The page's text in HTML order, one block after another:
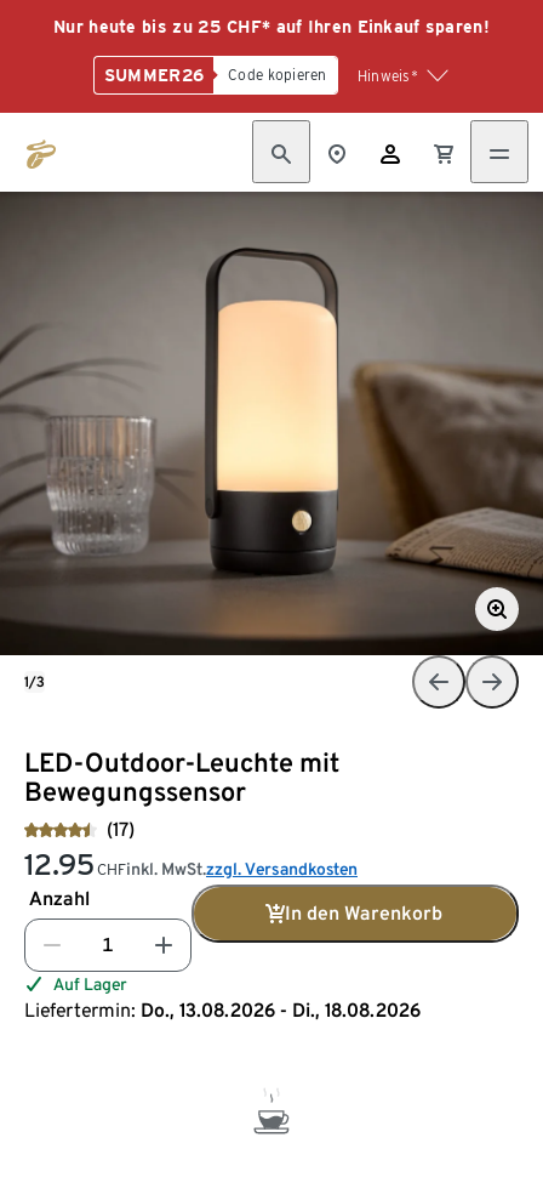
Nur heute bis zu 25 CHF* auf Ihren Einkauf sparen!
SUMMER26 Code kopieren Hinweis*
LED-Outdoor-Leuchte mit
Bewegungssensor
(17)
12.95 CHFinkl. MwSt.zzgl. Versandkosten
Anzahl
In den Warenkorb
Auf Lager
Liefertermin: Do., 13.08.2026 - Di., 18.08.2026
1/3